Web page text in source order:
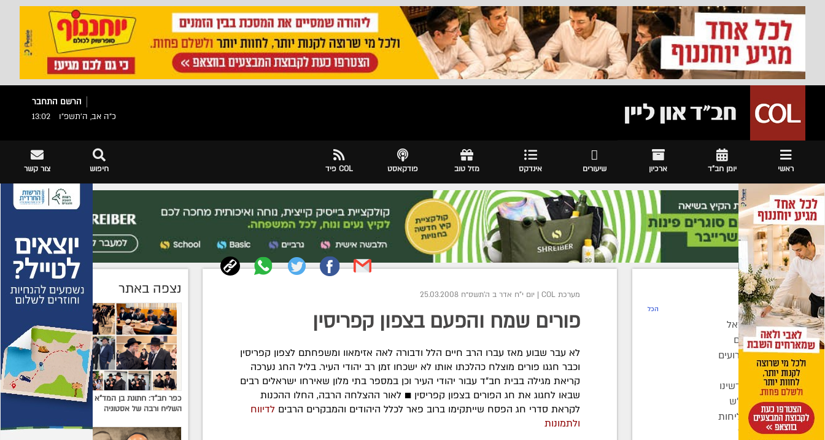
הרשם התחבר
כ"ה אב, ה׳תשפ״ו
13:02
ראשי יומן חב"ד ארכיון שיעורים אינדקס מזל טוב פודקאסט COL פיד צור קשר חיפוש
חדשות
רדיו COL הכל
חב"ד בישראל
חב"ד בעולם
כינוסים ואירועים
קהילות
בחצרות קדשינו
שמחות אנ"ש
יוצאים לשליחות
נשות חב"ד
מערכת COL | יום י"ח אדר ב ה׳תשס״ח 25.03.2008
פורים שמח והפעם בצפון קפריסין
לא עבר שבוע מאז עברו הרב חיים הלל ודבורה לאה אזימאוו ומשפחתם לצפון קפריסין
וכבר חגגו פורים מוצלח כהלכתו אותו לא ישכחו זמן רב יהודי העיר. בליל החג נערכה
קריאת מגילה בבית חב"ד עבור יהודי העיר וכן במספר בתי מלון שאירחו ישראלים רבים
שבאו לחגוג את חג הפורים בצפון קפריסין ■ לאור ההצלחה הרבה, החלו ההכנות
לקראת סדרי חג הפסח שייתקימו ברוב פאר לכלל היהודים והמבקרים הרביםלדיווח
ולתמונות
נצפה באתר
כפר חב"ד: חתונת בן המד"א עם בת
השליח ורבה של אסטוניה